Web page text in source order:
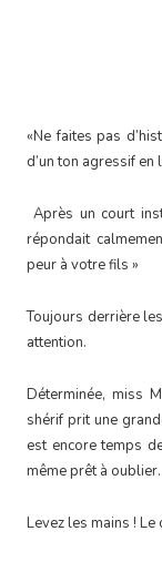
«Ne faites pas
d’un ton agressif
Après un court
répondait
peur à votre fils »
Toujours derrière
attention.
Déterminée, miss
shérif prit une
est encore temps
même prêt à
Levez les mains !